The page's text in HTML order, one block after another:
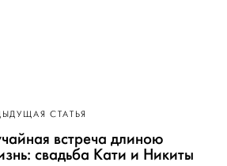
СТАТЬЯ
встреча длиною
свадьба Кати и Никиты